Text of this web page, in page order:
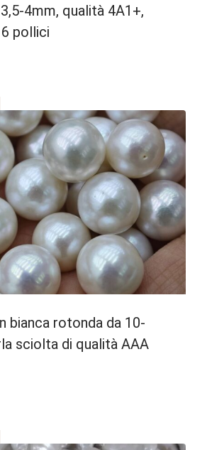
4mm, qualità 4A1+,
pollici
bianca rotonda da 10-
sciolta di qualità AAA